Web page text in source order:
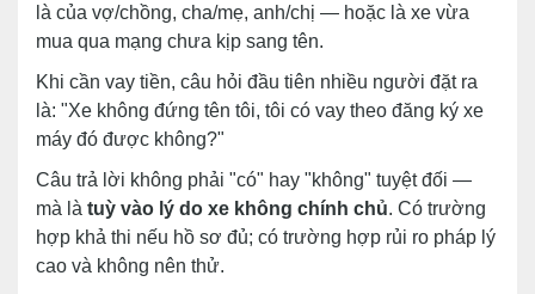
là của vợ/chồng, cha/mẹ, anh/chị — hoặc là xe vừa
mua qua mạng chưa kịp sang tên.
Khi cần vay tiền, câu hỏi đầu tiên nhiều người đặt ra
là: "Xe không đứng tên tôi, tôi có vay theo đăng ký xe
máy đó được không?"
Câu trả lời không phải "có" hay "không" tuyệt đối —
mà là tuỳ vào lý do xe không chính chủ. Có trường
hợp khả thi nếu hồ sơ đủ; có trường hợp rủi ro pháp lý
cao và không nên thử.